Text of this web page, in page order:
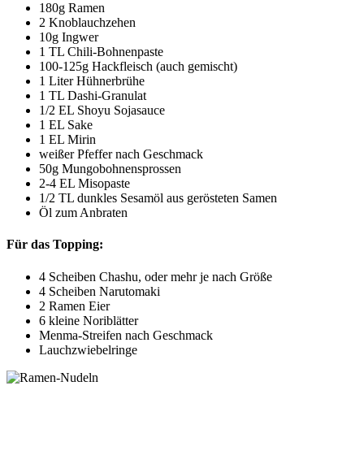
180g Ramen
2 Knoblauchzehen
10g Ingwer
1 TL Chili-Bohnenpaste
100-125g Hackfleisch (auch gemischt)
1 Liter Hühnerbrühe
1 TL Dashi-Granulat
1/2 EL Shoyu Sojasauce
1 EL Sake
1 EL Mirin
weißer Pfeffer nach Geschmack
50g Mungobohnensprossen
2-4 EL Misopaste
1/2 TL dunkles Sesamöl aus gerösteten Samen
Öl zum Anbraten
Für das Topping:
4 Scheiben Chashu, oder mehr je nach Größe
4 Scheiben Narutomaki
2 Ramen Eier
6 kleine Noriblätter
Menma-Streifen nach Geschmack
Lauchzwiebelringe